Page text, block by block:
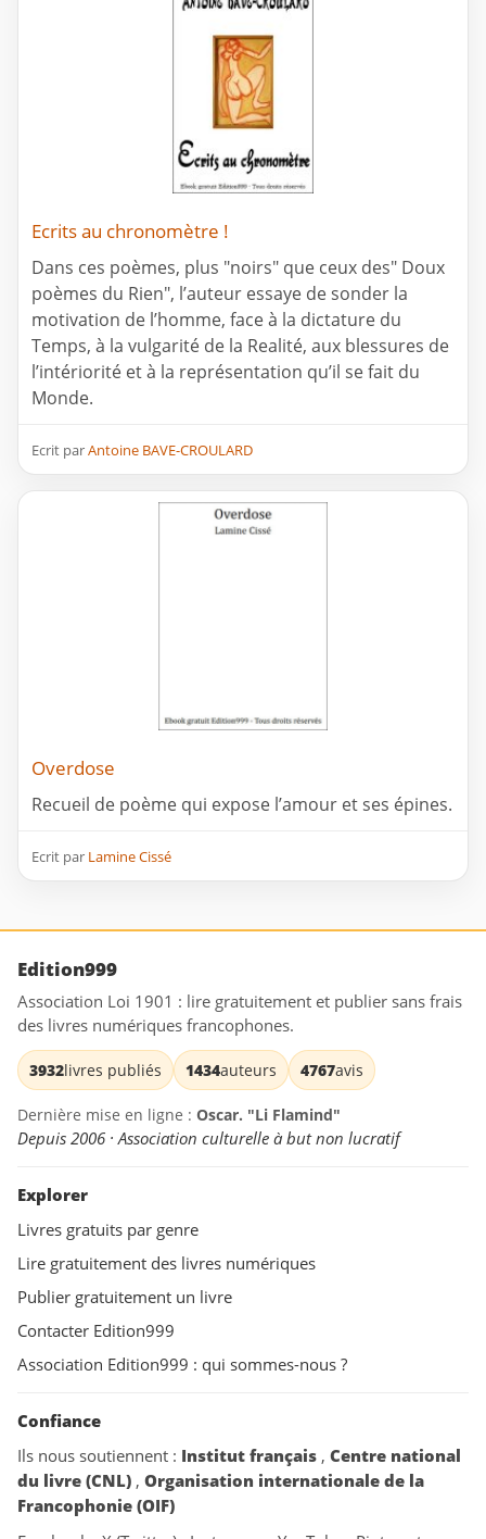
Ecrits au chronomètre !
Dans ces poèmes, plus "noirs" que ceux des" Doux
poèmes du Rien", l’auteur essaye de sonder la
motivation de l’homme, face à la dictature du
Temps, à la vulgarité de la Realité, aux blessures de
l’intériorité et à la représentation qu’il se fait du
Monde.
Ecrit parAntoine BAVE-CROULARD
Overdose
Recueil de poème qui expose l’amour et ses épines.
Ecrit par Lamine Cissé
Edition999
Association Loi 1901 : lire gratuitement et publier sans frais
des livres numériques francophones.
3932livres publiés 1434auteurs 4767avis
Dernière mise en ligne : Oscar. "Li Flamind"
Depuis 2006 · Association culturelle à but non lucratif
Explorer
Livres gratuits par genre
Lire gratuitement des livres numériques
Publier gratuitement un livre
Contacter Edition999
Association Edition999 : qui sommes-nous ?
Confiance
Ils nous soutiennent : Institut français , Centre national
du livre (CNL) , Organisation internationale de la
Francophonie (OIF)